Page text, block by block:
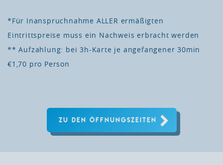
*Für Inanspruchnahme ALLER ermäßigten
Eintrittspreise muss ein Nachweis erbracht werden
** Aufzahlung: bei 3h-Karte je angefangener 30min
€1,70 pro Person
ZU DEN ÖFFNUNGSZEITEN